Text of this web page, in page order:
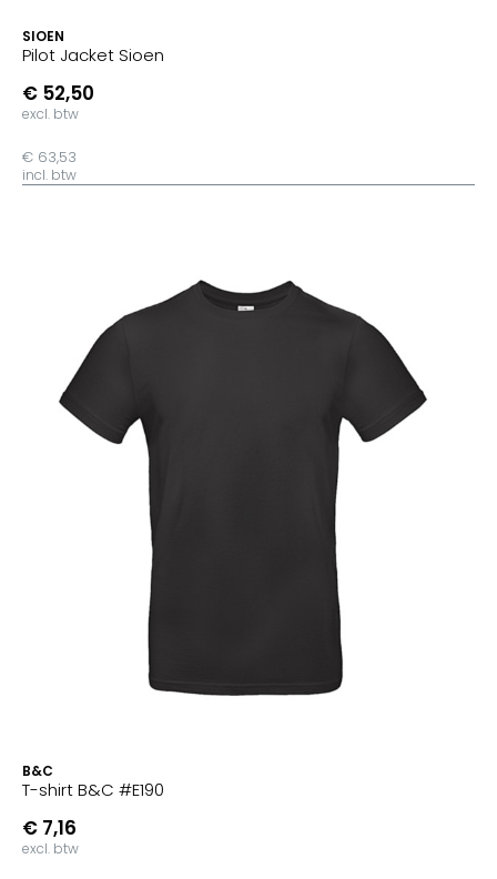
SIOEN
Pilot Jacket Sioen
€ 52,50
excl. btw
€ 63,53
incl. btw
B&C
T-shirt B&C #E190
€ 7,16
excl. btw